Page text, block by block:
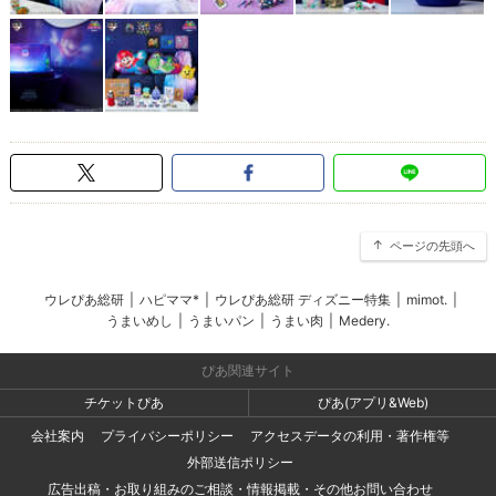
ページの先頭へ
ウレぴあ総研 ハピママ* ウレぴあ総研 ディズニー特集 mimot.
うまいめし
うまいパン うまい肉 Medery.
ぴあ関連サイト
チケットぴあ
ぴあ(アプリ&Web)
会社案内
プライバシーポリシー
アクセスデータの利用・著作権等
外部送信ポリシー
広告出稿・お取り組みのご相談・情報掲載・その他お問い合わせ